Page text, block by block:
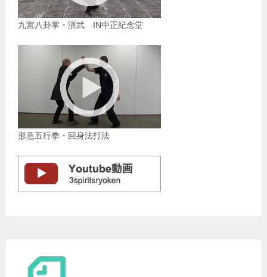
九宮八卦掌・演武 IN中正紀念堂
形意五行拳・回身法打法